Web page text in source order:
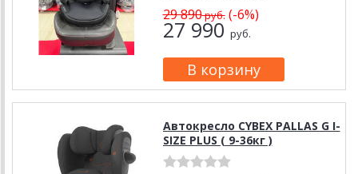
29 890руб.(-6%)
27 990руб.
Автокресло CYBEX PALLAS G I-
SIZE PLUS ( 9-36кг )